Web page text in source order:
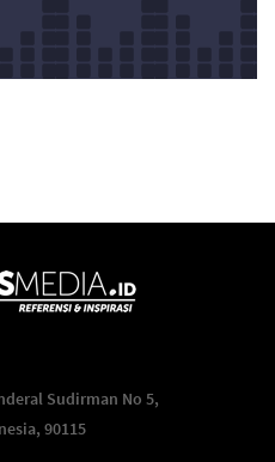
Sudirman No 5,
90115